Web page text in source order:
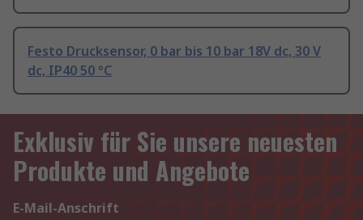
Festo Drucksensor, 0 bar bis 10 bar 18V dc, 30 V
dc, IP40 50 °C
Exklusiv für Sie unsere neuesten
Produkte und Angebote
E-Mail-Anschrift